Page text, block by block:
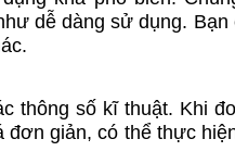
dễ dàng sử dụng. Bạn
thông số kĩ thuật. Khi
đơn giản, có thể thực